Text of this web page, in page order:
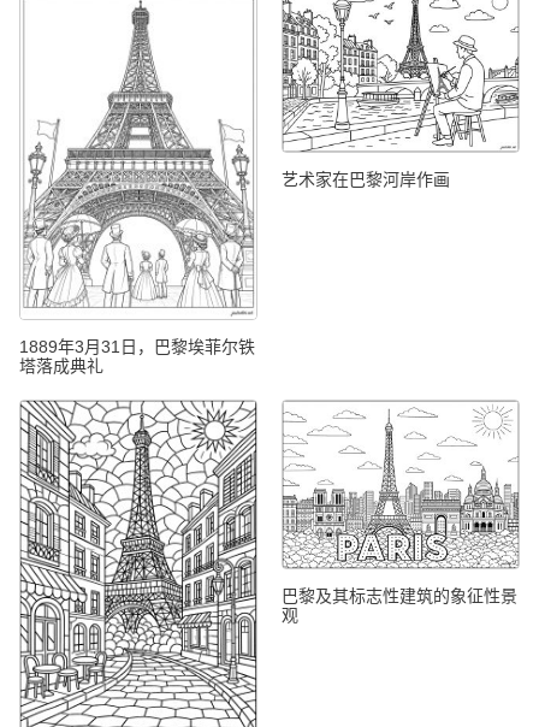
1889年3月31日，巴黎埃菲尔铁
塔落成典礼
艺术家在巴黎河岸作画
巴黎及其标志性建筑的象征性景
观